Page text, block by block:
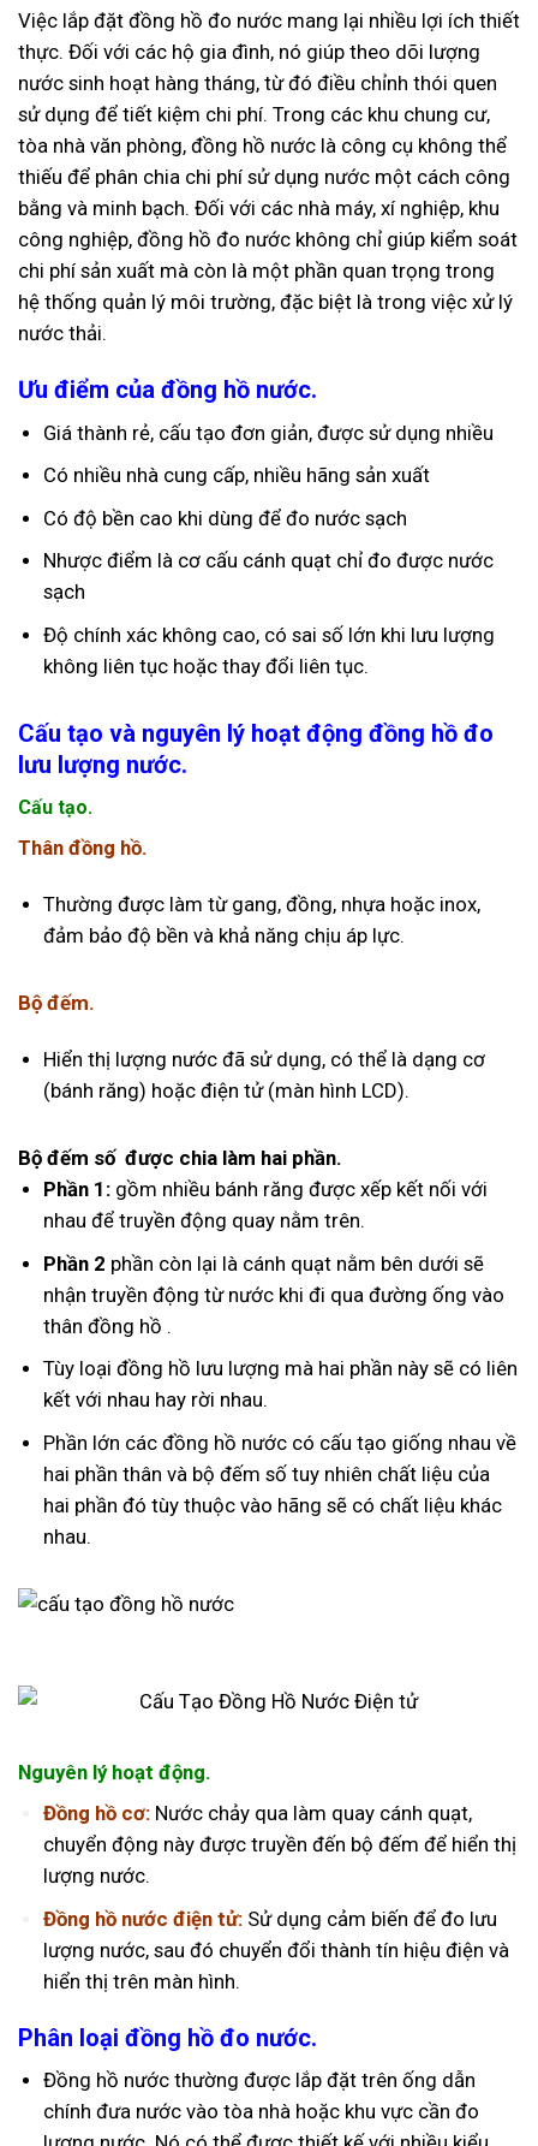
Việc lắp đặt đồng hồ đo nước mang lại nhiều lợi ích thiết
thực. Đối với các hộ gia đình, nó giúp theo dõi lượng
nước sinh hoạt hàng tháng, từ đó điều chỉnh thói quen
sử dụng để tiết kiệm chi phí. Trong các khu chung cư,
tòa nhà văn phòng, đồng hồ nước là công cụ không thể
thiếu để phân chia chi phí sử dụng nước một cách công
bằng và minh bạch. Đối với các nhà máy, xí nghiệp, khu
công nghiệp, đồng hồ đo nước không chỉ giúp kiểm soát
chi phí sản xuất mà còn là một phần quan trọng trong
hệ thống quản lý môi trường, đặc biệt là trong việc xử lý
nước thải.
Ưu điểm của đồng hồ nước.
Giá thành rẻ, cấu tạo đơn giản, được sử dụng nhiều
Có nhiều nhà cung cấp, nhiều hãng sản xuất
Có độ bền cao khi dùng để đo nước sạch
Nhược điểm là cơ cấu cánh quạt chỉ đo được nước
sạch
Độ chính xác không cao, có sai số lớn khi lưu lượng
không liên tục hoặc thay đổi liên tục.
Cấu tạo và nguyên lý hoạt động đồng hồ đo
lưu lượng nước.
Cấu tạo.
Thân đồng hồ.
Thường được làm từ gang, đồng, nhựa hoặc inox,
đảm bảo độ bền và khả năng chịu áp lực.
Bộ đếm.
Hiển thị lượng nước đã sử dụng, có thể là dạng cơ
(bánh răng) hoặc điện tử (màn hình LCD).
Bộ đếm số được chia làm hai phần.
Phần 1:gồm nhiều bánh răng được xếp kết nối với
nhau để truyền động quay nằm trên.
Phần 2 phần còn lại là cánh quạt nằm bên dưới sẽ
nhận truyền động từ nước khi đi qua đường ống vào
thân đồng hồ .
Tùy loại đồng hồ lưu lượng mà hai phần này sẽ có liên
kết với nhau hay rời nhau.
Phần lớn các đồng hồ nước có cấu tạo giống nhau về
hai phần thân và bộ đếm số tuy nhiên chất liệu của
hai phần đó tùy thuộc vào hãng sẽ có chất liệu khác
nhau.
Nguyên lý hoạt động.
Đồng hồ cơ:Nước chảy qua làm quay cánh quạt,
chuyển động này được truyền đến bộ đếm để hiển thị
lượng nước.
Đồng hồ nước điện tử:Sử dụng cảm biến để đo lưu
lượng nước, sau đó chuyển đổi thành tín hiệu điện và
hiển thị trên màn hình.
Phân loại đồng hồ đo nước.
Đồng hồ nước thường được lắp đặt trên ống dẫn
chính đưa nước vào tòa nhà hoặc khu vực cần đo